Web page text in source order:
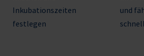
Inkubationszeiten
festlegen
und